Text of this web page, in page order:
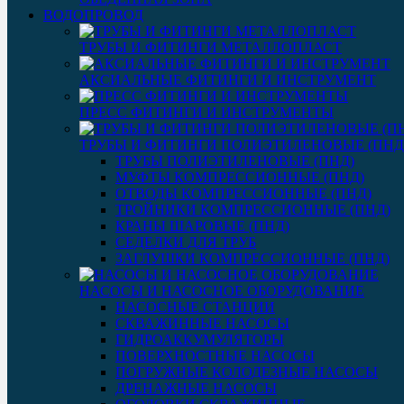
ВОДОПРОВОД
ТРУБЫ И ФИТИНГИ МЕТАЛЛОПЛАСТ
АКСИАЛЬНЫЕ ФИТИНГИ И ИНСТРУМЕНТ
ПРЕСС ФИТИНГИ И ИНСТРУМЕНТЫ
ТРУБЫ И ФИТИНГИ ПОЛИЭТИЛЕНОВЫЕ
ТРУБЫ ПОЛИЭТИЛЕНОВЫЕ (ПНД)
МУФТЫ КОМПРЕССИОННЫЕ (ПНД)
ОТВОДЫ КОМПРЕССИОННЫЕ (ПНД)
ТРОЙНИКИ КОМПРЕССИОННЫЕ (ПНД)
КРАНЫ ШАРОВЫЕ (ПНД)
СЕДЕЛКИ ДЛЯ ТРУБ
ЗАГЛУШКИ КОМПРЕССИОННЫЕ (ПНД)
НАСОСЫ И НАСОСНОЕ ОБОРУДОВАНИЕ
НАСОСНЫЕ СТАНЦИИ
СКВАЖИННЫЕ НАСОСЫ
ГИДРОАККУМУЛЯТОРЫ
ПОВЕРХНОСТНЫЕ НАСОСЫ
ПОГРУЖНЫЕ КОЛОДЕЗНЫЕ НАСОСЫ
ДРЕНАЖНЫЕ НАСОСЫ